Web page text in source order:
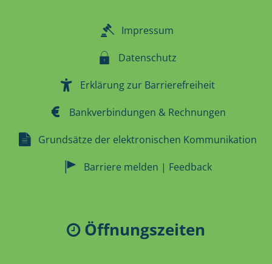
Impressum
Datenschutz
Erklärung zur Barrierefreiheit
Bankverbindungen & Rechnungen
Grundsätze der elektronischen Kommunikation
Barriere melden | Feedback
Öffnungszeiten